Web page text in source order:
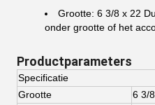
Grootte: 6 3/8 x 22
onder grootte of het
Productparameters
Specificatie
Grootte
6 3/